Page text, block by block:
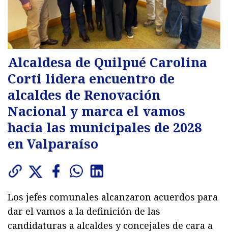
Alcaldesa de Quilpué Carolina
Corti lidera encuentro de
alcaldes de Renovación
Nacional y marca el vamos
hacia las municipales de 2028
en Valparaíso
Los jefes comunales alcanzaron acuerdos para
dar el vamos a la definición de las
candidaturas a alcaldes y concejales de cara a